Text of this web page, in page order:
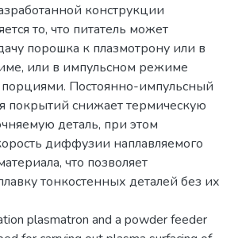
конструкции
то, что питатель может
порошка к плазмотрону или в
или в импульсном режиме
Постоянно-импульсный
покрытий снижает термическую
деталь, при этом
диффузии наплавляемого
что позволяет
тонкостенных деталей без их
plasmatron and a powder feeder